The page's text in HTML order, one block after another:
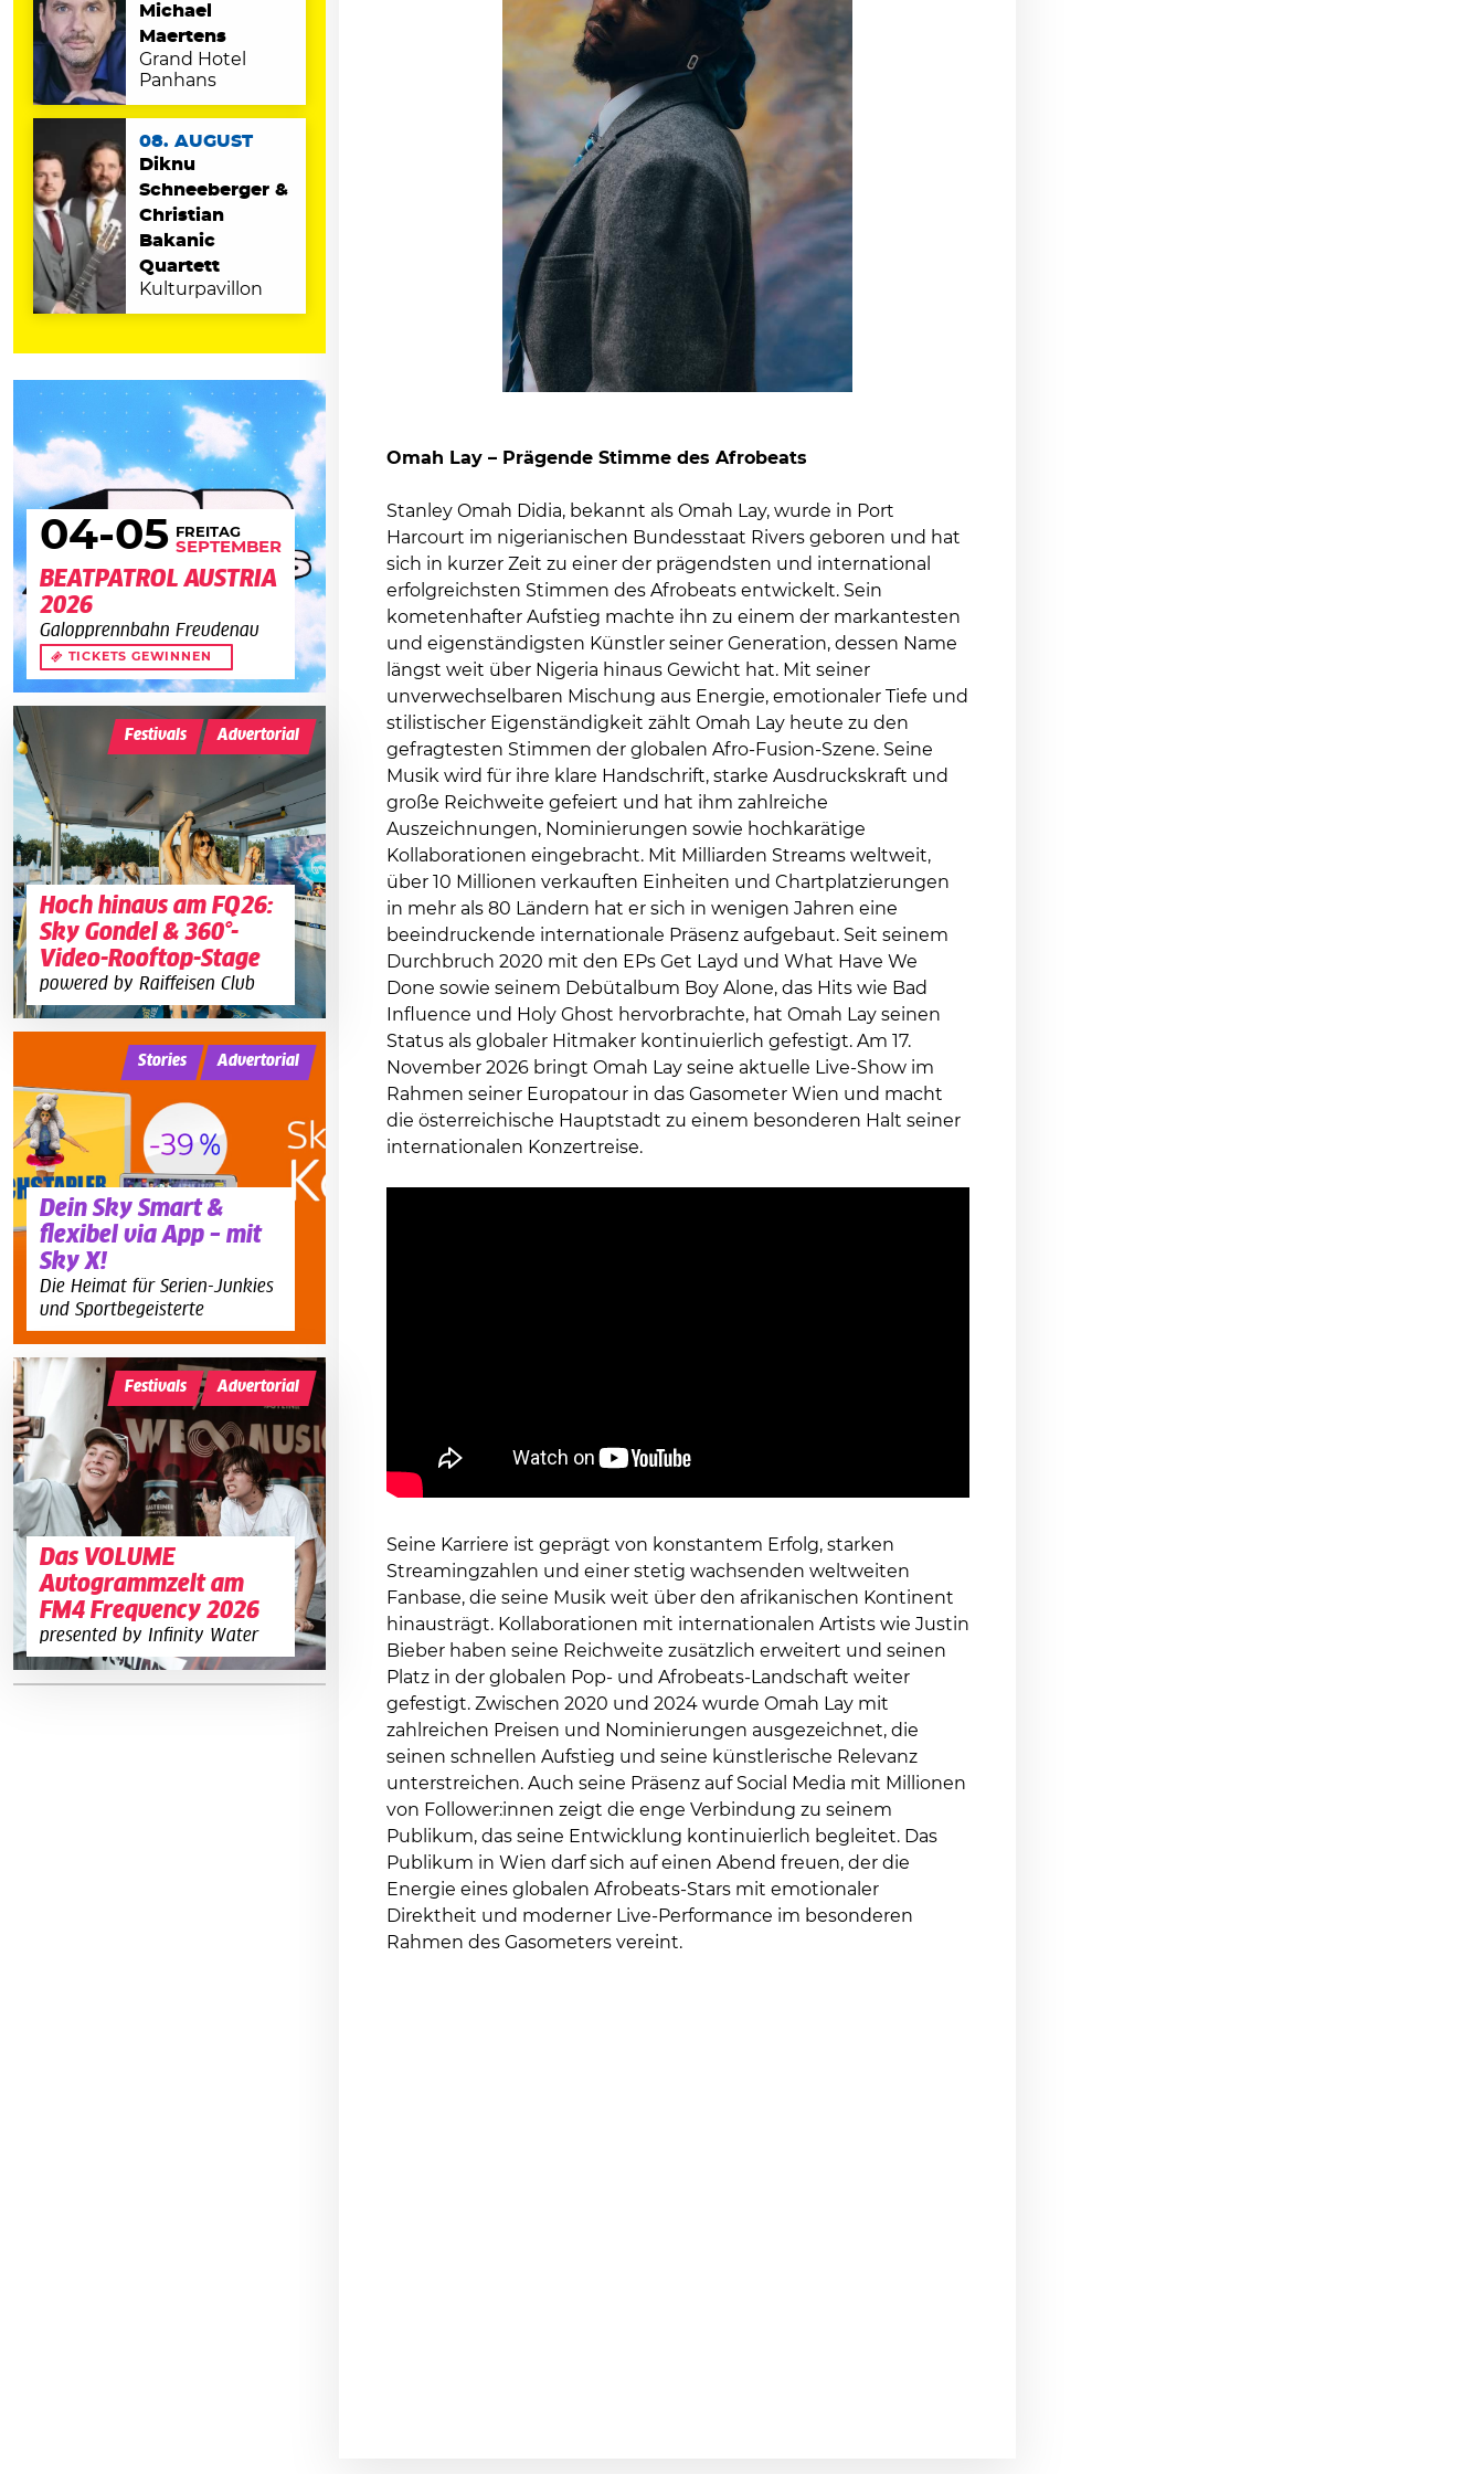
Omah Lay – Prägende Stimme des Afrobeats
Stanley Omah Didia, bekannt als Omah Lay, wurde in Port
Harcourt im nigerianischen Bundesstaat Rivers geboren und hat
sich in kurzer Zeit zu einer der prägendsten und international
erfolgreichsten Stimmen des Afrobeats entwickelt. Sein
kometenhafter Aufstieg machte ihn zu einem der markantesten
und eigenständigsten Künstler seiner Generation, dessen Name
längst weit über Nigeria hinaus Gewicht hat. Mit seiner
unverwechselbaren Mischung aus Energie, emotionaler Tiefe und
stilistischer Eigenständigkeit zählt Omah Lay heute zu den
gefragtesten Stimmen der globalen Afro-Fusion-Szene. Seine
Musik wird für ihre klare Handschrift, starke Ausdruckskraft und
große Reichweite gefeiert und hat ihm zahlreiche
Auszeichnungen, Nominierungen sowie hochkarätige
Kollaborationen eingebracht. Mit Milliarden Streams weltweit,
über 10 Millionen verkauften Einheiten und Chartplatzierungen
in mehr als 80 Ländern hat er sich in wenigen Jahren eine
beeindruckende internationale Präsenz aufgebaut. Seit seinem
Durchbruch 2020 mit den EPs Get Layd und What Have We
Done sowie seinem Debütalbum Boy Alone, das Hits wie Bad
Influence und Holy Ghost hervorbrachte, hat Omah Lay seinen
Status als globaler Hitmaker kontinuierlich gefestigt. Am 17.
November 2026 bringt Omah Lay seine aktuelle Live-Show im
Rahmen seiner Europatour in das Gasometer Wien und macht
die österreichische Hauptstadt zu einem besonderen Halt seiner
internationalen Konzertreise.
Seine Karriere ist geprägt von konstantem Erfolg, starken
Streamingzahlen und einer stetig wachsenden weltweiten
Fanbase, die seine Musik weit über den afrikanischen Kontinent
hinausträgt. Kollaborationen mit internationalen Artists wie Justin
Bieber haben seine Reichweite zusätzlich erweitert und seinen
Platz in der globalen Pop- und Afrobeats-Landschaft weiter
gefestigt. Zwischen 2020 und 2024 wurde Omah Lay mit
zahlreichen Preisen und Nominierungen ausgezeichnet, die
seinen schnellen Aufstieg und seine künstlerische Relevanz
unterstreichen. Auch seine Präsenz auf Social Media mit Millionen
von Follower:innen zeigt die enge Verbindung zu seinem
Publikum, das seine Entwicklung kontinuierlich begleitet. Das
Publikum in Wien darf sich auf einen Abend freuen, der die
Energie eines globalen Afrobeats-Stars mit emotionaler
Direktheit und moderner Live-Performance im besonderen
Rahmen des Gasometers vereint.
Michael
Maertens
Grand Hotel
Panhans
08. AUGUST
Diknu
Schneeberger &
Christian
Bakanic
Quartett
Kulturpavillon
04-05 FREITAG
SEPTEMBER
BEATPATROL AUSTRIA
2026
Galopprennbahn Freudenau
TICKETS GEWINNEN
Hoch hinaus am FQ26:
Sky Gondel & 360°-
Video-Rooftop-Stage
powered by Raiffeisen Club
Festivals Advertorial
Dein Sky Smart &
flexibel via App – mit
Sky X!
Die Heimat für Serien-Junkies
und Sportbegeisterte
Stories Advertorial
Das VOLUME
Autogrammzelt am
FM4 Frequency 2026
presented by Infinity Water
Festivals Advertorial